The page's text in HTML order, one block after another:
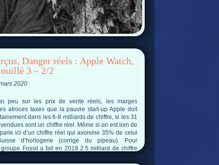
Danger réels : Apple Watch,
3 – 2/2
2020
peu sur les prix de vente réels, les marges
atroces taxes que la pauvre start-up Apple doit
dans les 6-8 milliards de chiffre, si les 31
sont un chiffre réel. Même si on est loin de
ici d’un chiffre réel qui avoisine 35% de celui
d’horlogerie (corrigé du pipeau). Pour
Fossil a fait en 2018 2.5 milliard de chiffre